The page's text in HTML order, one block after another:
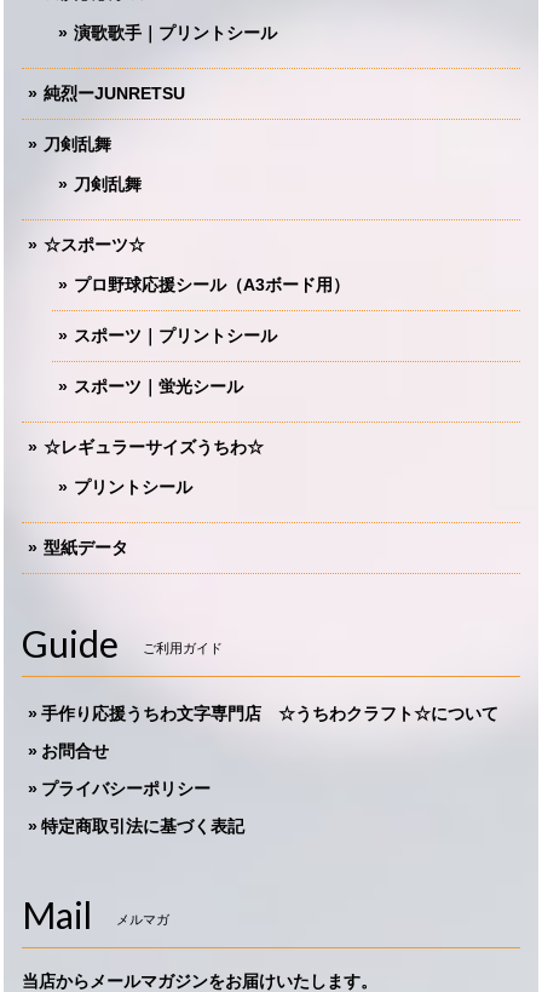
演歌歌手｜プリントシール
純烈ーJUNRETSU
刀剣乱舞
刀剣乱舞
☆スポーツ☆
プロ野球応援シール（A3ボード用）
スポーツ｜プリントシール
スポーツ｜蛍光シール
☆レギュラーサイズうちわ☆
プリントシール
型紙データ
Guide ご利用ガイド
手作り応援うちわ文字専門店 ☆うちわクラフト☆について
お問合せ
プライバシーポリシー
特定商取引法に基づく表記
Mail メルマガ
当店からメールマガジンをお届けいたします。